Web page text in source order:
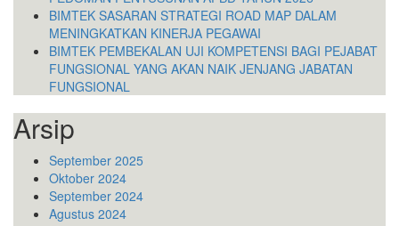
BIMTEK SASARAN STRATEGI ROAD MAP DALAM
MENINGKATKAN KINERJA PEGAWAI
BIMTEK PEMBEKALAN UJI KOMPETENSI BAGI PEJABAT
FUNGSIONAL YANG AKAN NAIK JENJANG JABATAN
FUNGSIONAL
Arsip
September 2025
Oktober 2024
September 2024
Agustus 2024